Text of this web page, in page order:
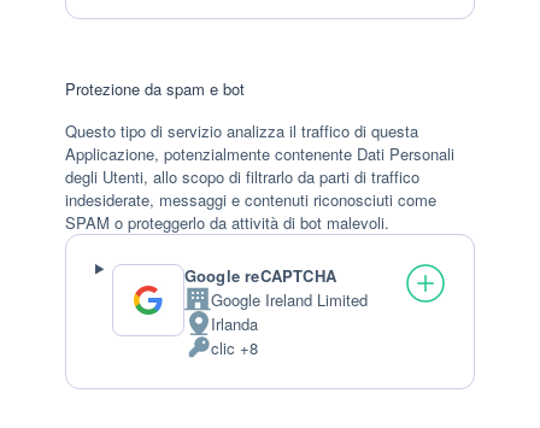
Protezione da spam e bot
Questo tipo di servizio analizza il traffico di questa
Applicazione, potenzialmente contenente Dati Personali
degli Utenti, allo scopo di filtrarlo da parti di traffico
indesiderate, messaggi e contenuti riconosciuti come
SPAM o proteggerlo da attività di bot malevoli.
Google reCAPTCHA
Azienda:
Google Ireland Limited
Luogo
del
Irlanda
Daticlic +8